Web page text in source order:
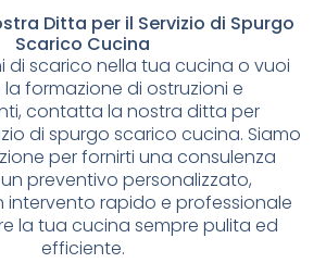
Ditta per il Servizio di Spurgo
Scarico Cucina
di scarico nella tua cucina o vuoi
la formazione di ostruzioni e
contatta la nostra ditta per
di spurgo scarico cucina. Siamo
per fornirti una consulenza
preventivo personalizzato,
rapido e professionale
la tua cucina sempre pulita ed
efficiente.